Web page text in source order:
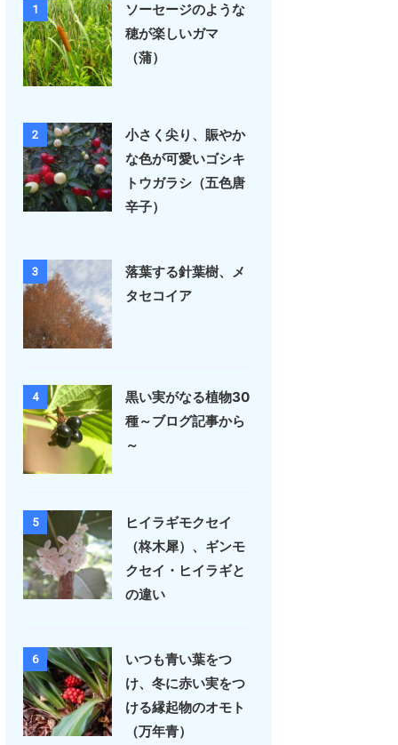
1
ソーセージのような
穂が楽しいガマ
（蒲）
2
小さく尖り、賑やか
な色が可愛いゴシキ
トウガラシ（五色唐
辛子）
3
落葉する針葉樹、メ
タセコイア
4
黒い実がなる植物30
種～ブログ記事から
～
5
ヒイラギモクセイ
（柊木犀）、ギンモ
クセイ・ヒイラギと
の違い
6
いつも青い葉をつ
け、冬に赤い実をつ
ける縁起物のオモト
（万年青）